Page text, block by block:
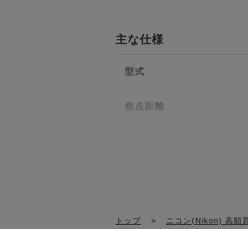
「Z マウント」が
現
STMの採用と前群
主な仕様
型式
焦点距離
トップ > ニコン(Nikon) 高額